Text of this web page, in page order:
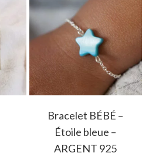
Bracelet BÉBÉ –
Étoile bleue –
ARGENT 925